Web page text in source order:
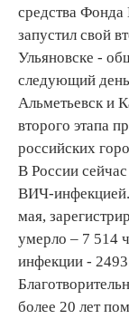
средства Фонда
запустил свой
Ульяновске -
следующий
Альметьевск и
второго этапа
российских
В России
ВИЧ-инфекцией.
мая,
умерло – 7 514
инфекции -
более 20 лет